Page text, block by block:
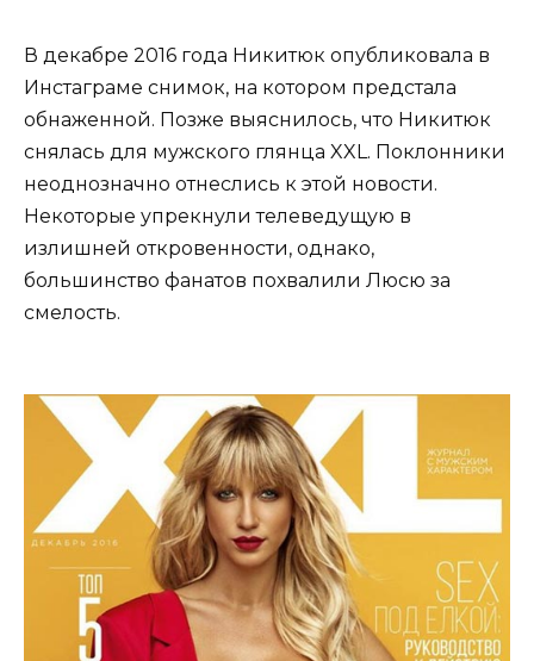
В декабре 2016 года Никитюк опубликовала в
Инстаграме снимок, на котором предстала
обнаженной. Позже выяснилось, что Никитюк
снялась для мужского глянца XXL. Поклонники
неоднозначно отнеслись к этой новости.
Некоторые упрекнули телеведущую в
излишней откровенности, однако,
большинство фанатов похвалили Люсю за
смелость.